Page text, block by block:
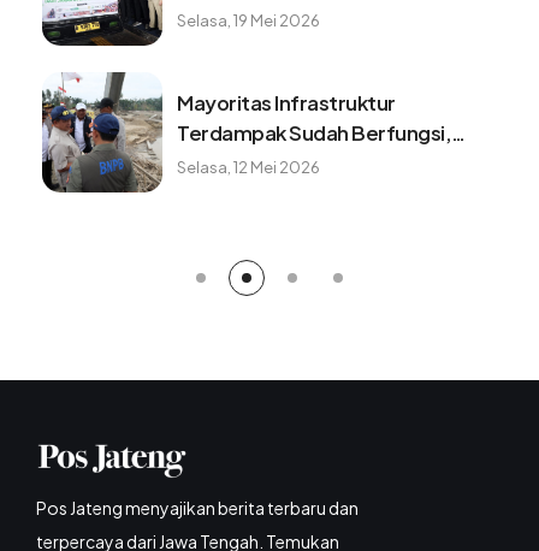
Pascabencana Sumatera
Selasa, 19 Mei 2026
Mayoritas Infrastruktur
Terdampak Sudah Berfungsi,
Konektivitas dan Logistik
Selasa, 12 Mei 2026
Pos Jateng menyajikan berita terbaru dan
terpercaya dari Jawa Tengah. Temukan